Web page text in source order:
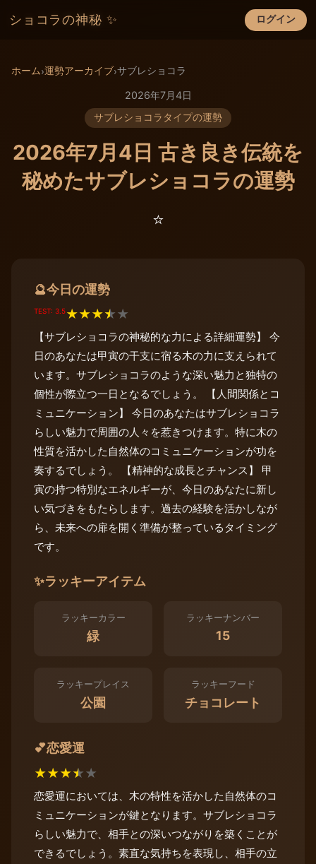
ショコラの神秘 ✨ ログイン
×
ホーム›運勢アーカイブ›サブレショコラ
2026年7月4日
サブレショコラタイプの運勢
2026年7月4日 古き良き伝統を
秘めたサブレショコラの運勢
⭐️
🔮今日の運勢
TEST: 3.5★★★★★
【サブレショコラの神秘的な力による詳細運勢】 今
日のあなたは甲寅の干支に宿る木の力に支えられて
います。サブレショコラのような深い魅力と独特の
個性が際立つ一日となるでしょう。 【人間関係とコ
ミュニケーション】 今日のあなたはサブレショコラ
らしい魅力で周囲の人々を惹きつけます。特に木の
性質を活かした自然体のコミュニケーションが功を
奏するでしょう。 【精神的な成長とチャンス】 甲
寅の持つ特別なエネルギーが、今日のあなたに新し
い気づきをもたらします。過去の経験を活かしなが
ら、未来への扉を開く準備が整っているタイミング
です。
✨ラッキーアイテム
ラッキーカラー
緑
ラッキーナンバー
15
ラッキープレイス
公園
ラッキーフード
チョコレート
💕恋愛運
★★★★★
恋愛運においては、木の特性を活かした自然体のコ
ミュニケーションが鍵となります。サブレショコラ
らしい魅力で、相手との深いつながりを築くことが
できるでしょう。素直な気持ちを表現し、相手の立